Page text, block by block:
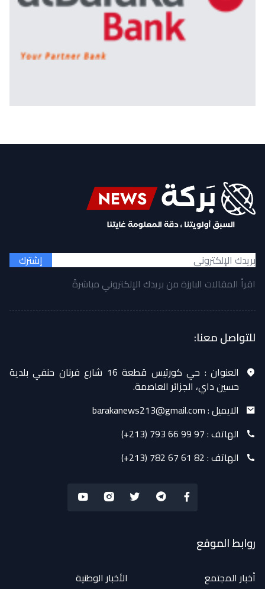
إشترك
اقرأ المقالات البارزة من بريدك الإلكتروني مباشرةً
للتواصل معنا:
العنوان :
حي كورتيس قطعة 16 شارع فرنان حنفي بلدية
حسين داي، الجزائر العاصمة.
الايميل :barakanews213@gmail.com
الهاتف :(+213) 793 66 99 97
الهاتف :(+213) 782 67 61 82
روابط الموقع
أخبار المجتمع الأخبار الوطنية